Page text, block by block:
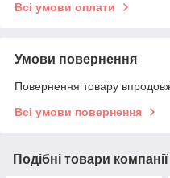
Всі умови оплати
Умови повернення
Повернення товару
Всі умови повернення
Подібні товари компанії